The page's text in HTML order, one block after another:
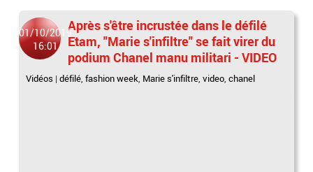
01/10/2019
16:01
Après s'être incrustée dans le défilé
Etam, "Marie s'infiltre" se fait virer du
podium Chanel manu militari - VIDEO
Vidéos |défilé,fashion week, Marie s'infiltre,video,chanel